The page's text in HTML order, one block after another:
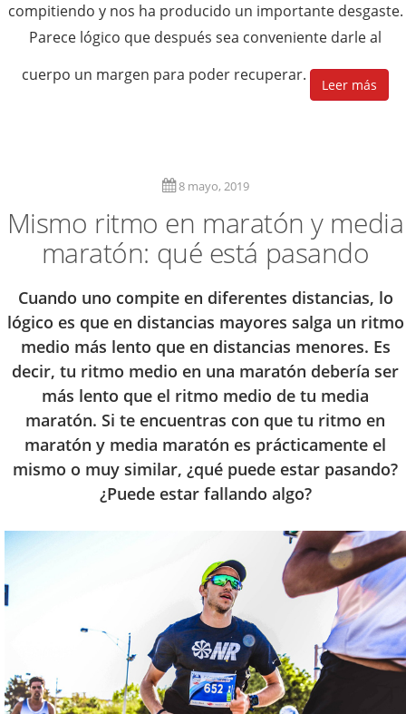
compitiendo y nos ha producido un importante desgaste.
Parece lógico que después sea conveniente darle al
cuerpo un margen para poder recuperar.
Leer más
8 mayo, 2019
Mismo ritmo en maratón y media
maratón: qué está pasando
Cuando uno compite en diferentes distancias, lo
lógico es que en distancias mayores salga un ritmo
medio más lento que en distancias menores. Es
decir, tu ritmo medio en una maratón debería ser
más lento que el ritmo medio de tu media
maratón. Si te encuentras con que tu ritmo en
maratón y media maratón es prácticamente el
mismo o muy similar, ¿qué puede estar pasando?
¿Puede estar fallando algo?